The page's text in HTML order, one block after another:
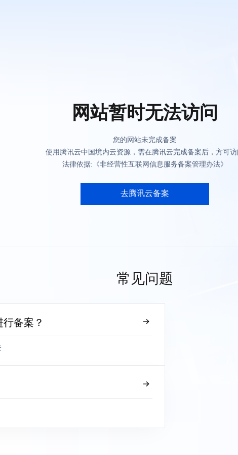
网站暂时无法访问
您的网站未完成备案
使用腾讯云中国境内云资源，需在腾讯云完成备案后，方可
法律依据:《非经营性互联网信息服务备案管理办法》
去腾讯云备案
常见问题
备案？